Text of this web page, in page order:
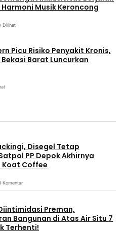
Musik Keroncong
Dilihat
Picu Risiko Penyakit Kronis,
Barat Luncurkan
Disegel Tetap
PP Depok Akhirnya
Koat Coffee
Komentar
Preman,
Bangunan di Atas Air Situ 7
Terhenti!